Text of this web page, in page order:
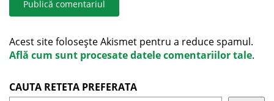
Acest site folosește Akismet pentru a reduce spamul.
Află cum sunt procesate datele comentariilor tale.
CAUTA RETETA PREFERATA